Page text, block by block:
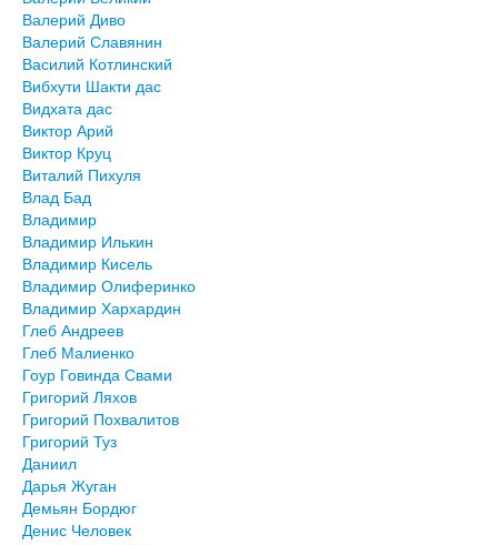
Валерий Диво
Валерий Славянин
Василий Котлинский
Вибхути Шакти дас
Видхата дас
Виктор Арий
Виктор Круц
Виталий Пихуля
Влад Бад
Владимир
Владимир Илькин
Владимир Кисель
Владимир Олиферинко
Владимир Хархардин
Глеб Андреев
Глеб Малиенко
Гоур Говинда Свами
Григорий Ляхов
Григорий Похвалитов
Григорий Туз
Даниил
Дарья Жуган
Демьян Бордюг
Денис Человек